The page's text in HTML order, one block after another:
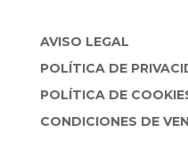
AVISO LEGAL
POLÍTICA DE
POLÍTICA DE
CONDICIONES DE